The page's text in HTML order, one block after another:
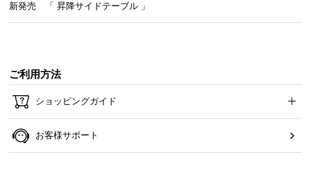
新発売 「 昇降サイドテーブル 」
ご利用方法
ショッピングガイド
お客様サポート